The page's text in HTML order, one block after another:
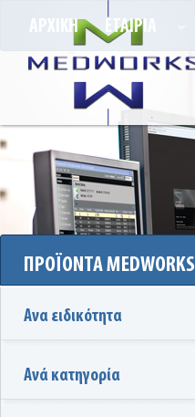
ΑΡΧΙΚΗ ΕΤΑΙΡΙΑ
ΠΡΟΪΟΝΤΑ MEDWORKS
Ανα ειδικότητα
Ανά κατηγορία